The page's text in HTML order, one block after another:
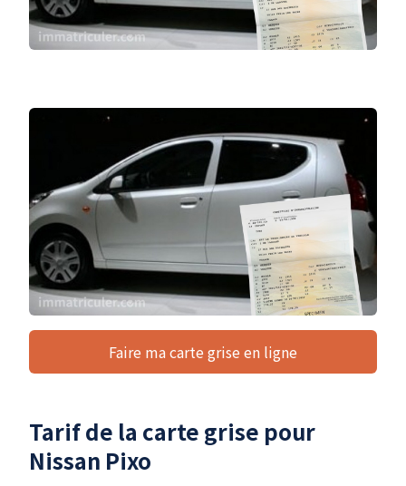
Faire ma carte grise en ligne
Tarif de la carte grise pour
Nissan Pixo